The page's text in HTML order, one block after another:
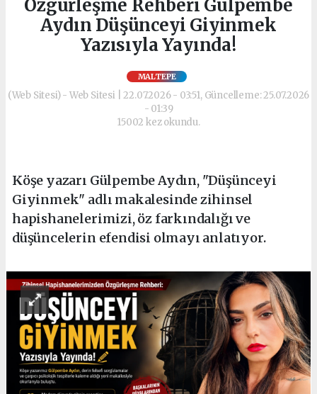
Özgürleşme Rehberi Gülpembe
Aydın Düşünceyi Giyinmek
Yazısıyla Yayında!
MALTEPE
(Web Sitesi) - Web Sitesi | 22.07.2026 - 03:51, Güncelleme: 25.07.2026
- 01:39
15002 kez okundu.
Köşe yazarı Gülpembe Aydın, "Düşünceyi
Giyinmek" adlı makalesinde zihinsel
hapishanelerimizi, öz farkındalığı ve
düşüncelerin efendisi olmayı anlatıyor.